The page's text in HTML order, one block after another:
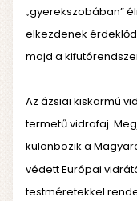
„gyerekszobában”
elkezdenek
majd a
Az ázsiai kiskarmú
termetű vidrafaj.
különbözik a
védett Európai
testméretekkel